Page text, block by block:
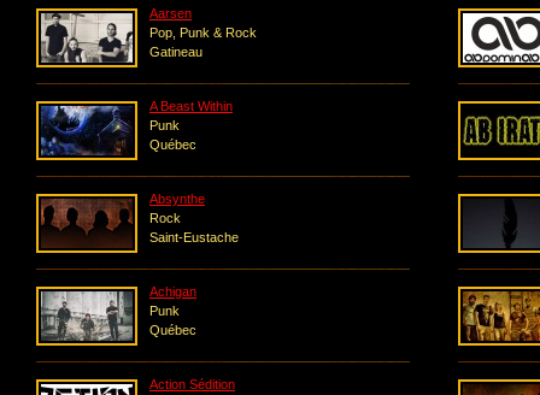
Aarsen
Pop, Punk & Rock
Gatineau
A Beast Within
Punk
Québec
Absynthe
Rock
Saint-Eustache
Achigan
Punk
Québec
Action Sédition